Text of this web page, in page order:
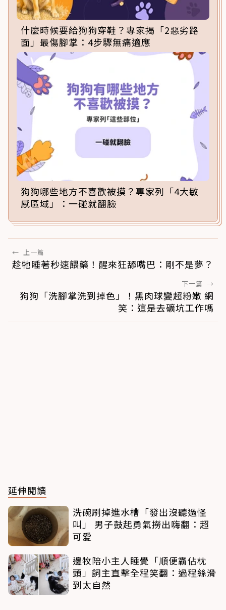
什麼時候要給狗狗穿鞋？專家揭「2惡劣路
面」最傷腳掌：4步驟無痛適應
狗狗哪些地方不喜歡被摸？專家列「4大敏
感區域」：一碰就翻臉
← 上一篇
趁牠睡著秒速餵藥！醒來狂舔嘴巴：剛不是夢？
下一篇 →
狗狗「洗腳掌洗到掉色」！黑肉球變超粉嫩 網
笑：這是去礦坑工作嗎
延伸閱讀
洗碗刷掉進水槽「發出沒聽過怪
叫」 男子鼓起勇氣撈出嗨翻：超
可愛
邊牧陪小主人睡覺「順便霸佔枕
頭」飼主直擊全程笑翻：過程絲滑
到太自然